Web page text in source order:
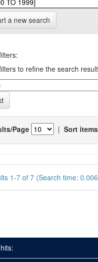
a new search
to refine the search
Page | Sort
1-7 of 7 (Search time: